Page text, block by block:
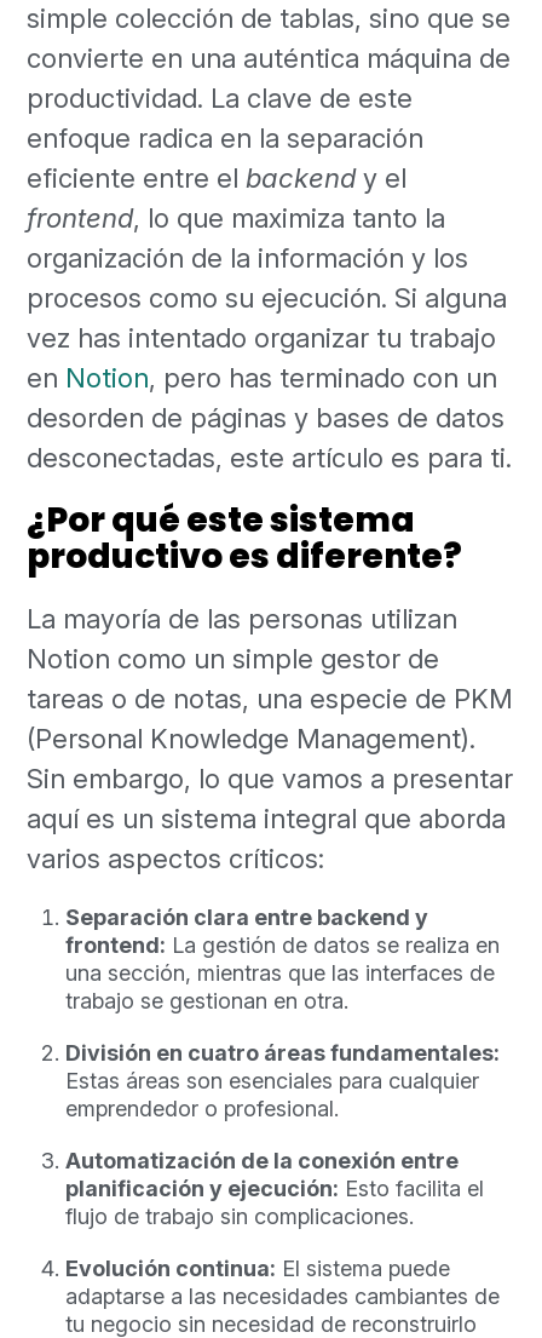
simple colección de tablas, sino que se
convierte en una auténtica máquina de
productividad. La clave de este
enfoque radica en la separación
eficiente entre el backendy el
frontend, lo que maximiza tanto la
organización de la información y los
procesos como su ejecución. Si alguna
vez has intentado organizar tu trabajo
en Notion, pero has terminado con un
desorden de páginas y bases de datos
desconectadas, este artículo es para ti.
¿Por qué este sistema
productivo es diferente?
La mayoría de las personas utilizan
Notion como un simple gestor de
tareas o de notas, una especie de PKM
(Personal Knowledge Management).
Sin embargo, lo que vamos a presentar
aquí es un sistema integral que aborda
varios aspectos críticos:
Separación clara entre backend y
frontend: La gestión de datos se realiza en
una sección, mientras que las interfaces de
trabajo se gestionan en otra.
División en cuatro áreas fundamentales:
Estas áreas son esenciales para cualquier
emprendedor o profesional.
Automatización de la conexión entre
planificación y ejecución: Esto facilita el
flujo de trabajo sin complicaciones.
Evolución continua: El sistema puede
adaptarse a las necesidades cambiantes de
tu negocio sin necesidad de reconstruirlo